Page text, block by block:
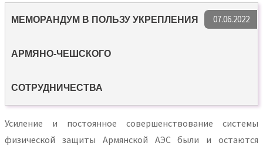
07.06.2022
МЕМОРАНДУМ В ПОЛЬЗУ УКРЕПЛЕНИЯ
АРМЯНО-ЧЕШСКОГО
СОТРУДНИЧЕСТВА
Усиление и постоянное совершенствование системы
физической защиты Армянской АЭС были и остаются